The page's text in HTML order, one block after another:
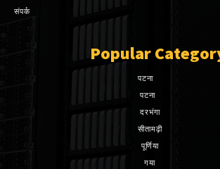
संपर्क
Popular
पटना
पटना
दरभंगा
सीतामढ़ी
पूर्णिया
गया